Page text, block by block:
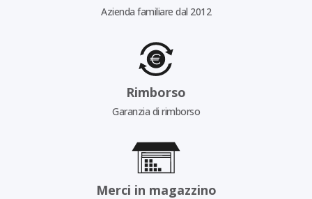
Azienda familiare dal 2012
Rimborso
Garanzia di rimborso
Merci in magazzino